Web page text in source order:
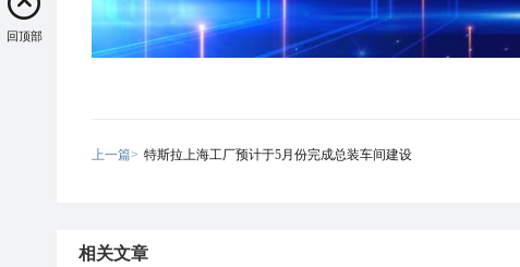
上一篇> 特斯拉上海工厂预计于5月份完成总装车间建设
相关文章
回顶部